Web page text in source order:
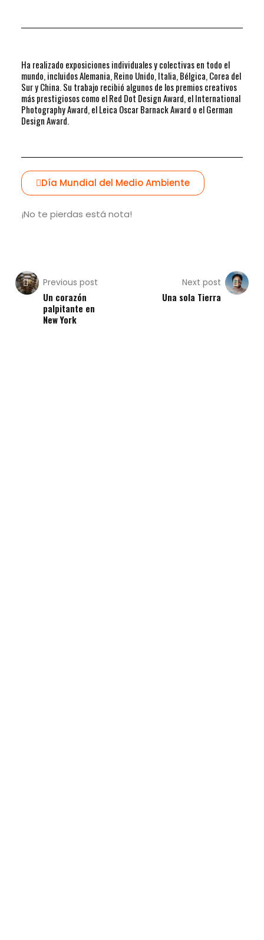
Ha realizado exposiciones individuales y colectivas en todo el
mundo, incluidos Alemania, Reino Unido, Italia, Bélgica, Corea del
Sur y China. Su trabajo recibió algunos de los premios creativos
más prestigiosos como el Red Dot Design Award, el International
Photography Award, el Leica Oscar Barnack Award o el German
Design Award.
Día Mundial del Medio Ambiente
¡No te pierdas está nota!
Previous post
Un corazón
palpitante en
New York
Next post
Una sola Tierra